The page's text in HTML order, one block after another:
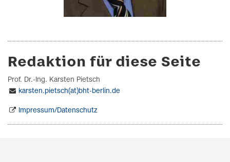
Redaktion für diese Seite
Prof. Dr.-Ing. Karsten Pietsch
karsten.pietsch(at)bht-berlin.de
Impressum/Datenschutz